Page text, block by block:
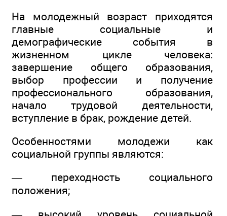
На молодежный возраст приходятся
главные социальные и
демографические события в
жизненном цикле человека:
завершение общего образования,
выбор профессии и получение
профессионального образования,
начало трудовой деятельности,
вступление в брак, рождение детей.
Особенностями молодежи как
социальной группы являются:
— переходность социального
положения;